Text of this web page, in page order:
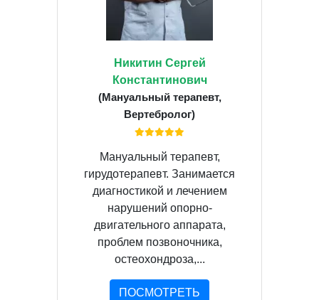
Никитин Сергей
Константинович
(Мануальный терапевт,
Вертебролог)
Мануальный терапевт,
гирудотерапевт. Занимается
диагностикой и лечением
нарушений опорно-
двигательного аппарата,
проблем позвоночника,
остеохондроза,...
ПОСМОТРЕТЬ